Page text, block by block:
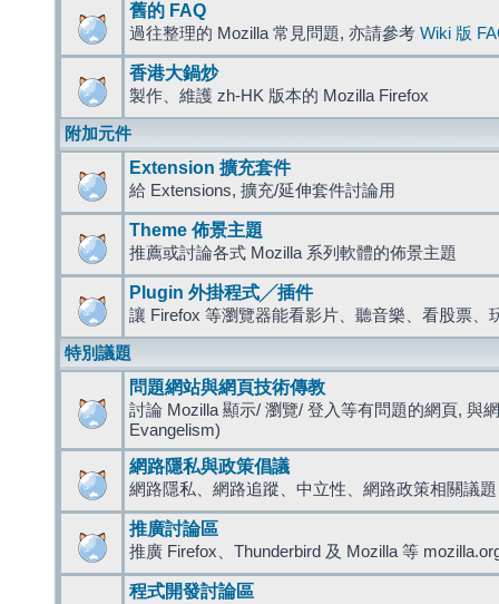
舊的 FAQ
過往整理的 Mozilla 常見問題, 亦請參考 Wiki 版
香港大鍋炒
製作、維護 zh-HK 版本的 Mozilla Firefox
附加元件
Extension 擴充套件
給 Extensions, 擴充/延伸套件討論用
Theme 佈景主題
推薦或討論各式 Mozilla 系列軟體的佈景主題
Plugin 外掛程式╱插件
讓 Firefox 等瀏覽器能看影片、聽音樂、看股票、
特別議題
問題網站與網頁技術傳教
討論 Mozilla 顯示/ 瀏覽/ 登入等有問題的網頁, 與
Evangelism)
網路隱私與政策倡議
網路隱私、網路追蹤、中立性、網路政策相關議題
推廣討論區
推廣 Firefox、Thunderbird 及 Mozilla 等
程式開發討論區